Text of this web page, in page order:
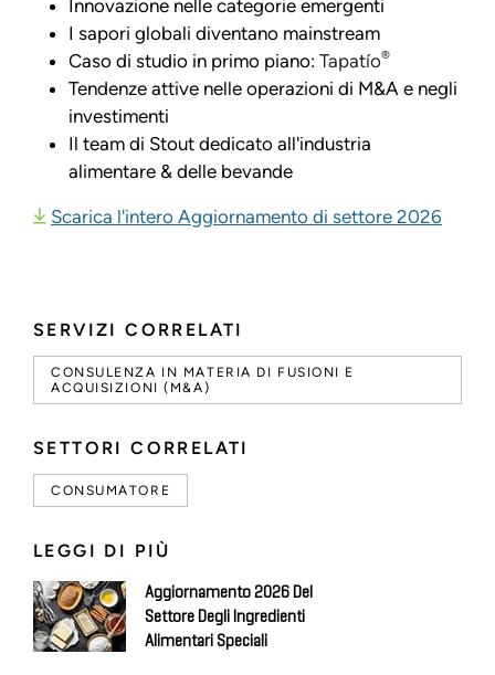
SERVIZI CORRELATI
CONSULENZA IN MATERIA DI FUSIONI E
ACQUISIZIONI (M&A)
SETTORI CORRELATI
CONSUMATORE
LEGGI DI PIÙ
Aggiornamento 2026 Del
Settore Degli Ingredienti
Alimentari Speciali
Innovazione nelle categorie emergenti
I sapori globali diventano mainstream
Caso di studio in primo piano: Tapatío®
Tendenze attive nelle operazioni di M&A e negli
investimenti
Il team di Stout dedicato all'industria
alimentare & delle bevande
Scarica l'intero Aggiornamento di settore 2026